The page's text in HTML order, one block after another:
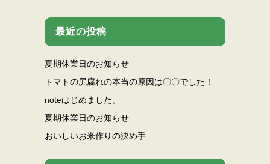
最近の投稿
夏期休業日のお知らせ
トマトの尻腐れの本当の原因は〇〇でした！
noteはじめました。
夏期休業日のお知らせ
おいしいお米作りの決め手